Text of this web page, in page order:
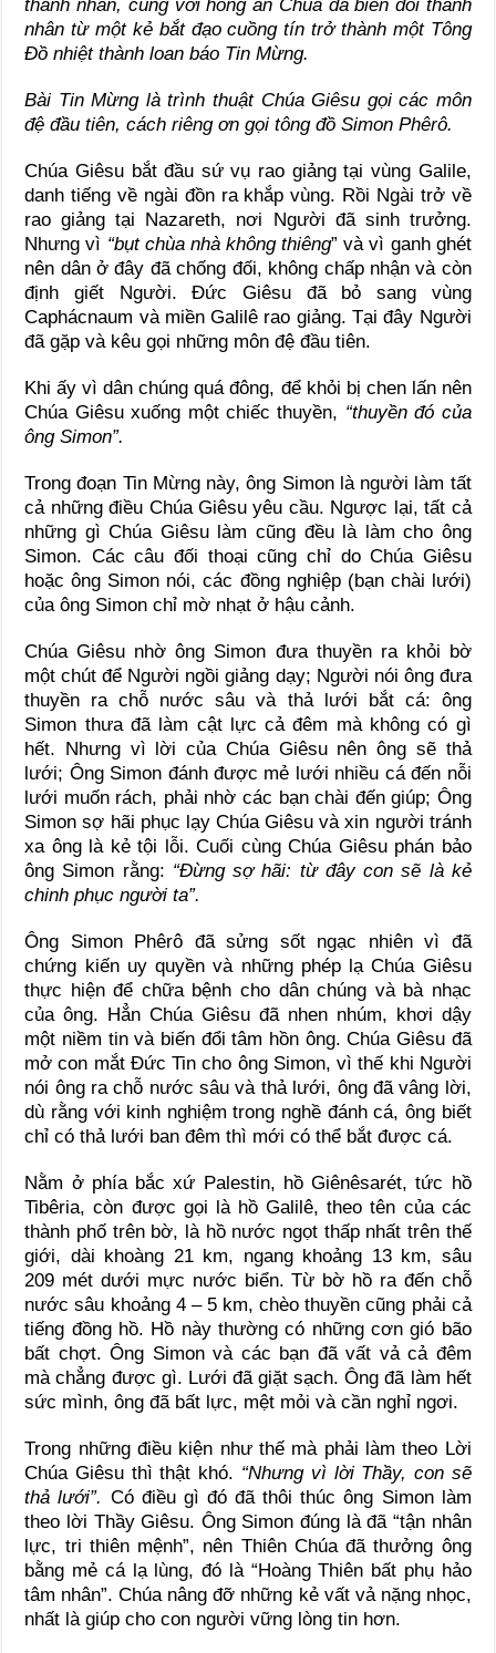
thánh nhân, cùng với hồng ân Chúađã biến đổi thánh
nhân từ một kẻ bắtđạo cuồng tín trở thành một Tông
Đồ nhiệt thành loan báo Tin Mừng.
Bài Tin Mừng là trình thuật Chúa Giêsu gọicác môn
đệđầutiên, cách riêng ơn gọi tông đồ Simon Phêrô.
Chúa Giêsu bắt đầu sứ vụ rao giảng tại vùng Galile,
danh tiếng về ngài đồn ra khắp vùng. Rồi Ngài trở về
rao giảng tại Nazareth, nơi Người đã sinh trưởng.
Nhưng vì “bụt chùa nhà không thiêng” và vì ganh ghét
nên dân ở đây đã chống đối, không chấp nhận và còn
định giết Người. Đức Giêsu đã bỏ sang vùng
Caphácnaum và miền Galilê rao giảng. Tại đây Người
đã gặp và kêu gọi những môn đệ đầu tiên.
Khi ấy vì dân chúng quá đông, để khỏi bị chen lấn nên
Chúa Giêsu xuống một chiếc thuyền, “thuyền đó của
ông Simon”.
Trong đoạn Tin Mừng này, ông Simon là người làm tất
cả những điều Chúa Giêsu yêu cầu. Ngược lại, tất cả
những gì Chúa Giêsu làm cũng đều là làm cho ông
Simon. Các câu đối thoại cũng chỉ do Chúa Giêsu
hoặc ông Simon nói, các đồng nghiệp (bạn chài lưới)
của ông Simon chỉ mờ nhạt ở hậu cảnh.
Chúa Giêsu nhờ ông Simon đưa thuyền ra khỏi bờ
một chút để Người ngồi giảng dạy; Người nói ông đưa
thuyền ra chỗ nước sâu và thả lưới bắt cá: ông
Simon thưa đã làm cật lực cả đêm mà không có gì
hết. Nhưng vì lời của Chúa Giêsu nên ông sẽ thả
lưới; Ông Simon đánh được mẻ lưới nhiều cá đến nỗi
lưới muốn rách, phải nhờ các bạn chài đến giúp; Ông
Simon sợ hãi phục lạy Chúa Giêsu và xin người tránh
xa ông là kẻ tội lỗi. Cuối cùng Chúa Giêsu phán bảo
ông Simon rằng: “Ðừng sợ hãi: từ đây con sẽ là kẻ
chinh phục người ta”.
Ông Simon Phêrô đã sửng sốt ngạc nhiên vì đã
chứng kiến uy quyền và những phép lạ Chúa Giêsu
thực hiện để chữa bệnh cho dân chúng và bà nhạc
của ông. Hẳn Chúa Giêsu đã nhen nhúm, khơi dậy
một niềm tin và biến đổi tâm hồn ông. Chúa Giêsu đã
mở con mắt Đức Tin cho ông Simon, vì thế khi Người
nói ông ra chỗ nước sâu và thả lưới, ông đã vâng lời,
dù rằng với kinh nghiệm trong nghề đánh cá, ông biết
chỉ có thả lưới ban đêm thì mới có thể bắt được cá.
Nằm ở phía bắc xứ Palestin, hồ Giênêsarét, tức hồ
Tibêria, còn được gọi là hồ Galilê, theo tên của các
thành phố trên bờ, là hồ nước ngọt thấp nhất trên thế
giới, dài khoàng 21 km, ngang khoảng 13 km, sâu
209 mét dưới mực nước biển. Từ bờ hồ ra đến chỗ
nước sâu khoảng 4 – 5 km, chèo thuyền cũng phải cả
tiếng đồng hồ. Hồ này thường có những cơn gió bão
bất chợt. Ông Simon và các bạn đã vất vả cả đêm
mà chẳng được gì. Lưới đã giặt sạch. Ông đã làm hết
sức mình, ông đã bất lực, mệt mỏi và cần nghỉ ngơi.
Trong những điều kiện như thế mà phải làm theo Lời
Chúa Giêsu thì thật khó. “Nhưng vì lời Thầy, con sẽ
thả lưới”. Có điều gì đó đã thôi thúc ông Simon làm
theo lời Thầy Giêsu. Ông Simon đúng là đã “tận nhân
lực, tri thiên mệnh”, nên Thiên Chúa đã thưởng ông
bằng mẻ cá lạ lùng, đó là “Hoàng Thiên bất phụ hảo
tâm nhân”. Chúa nâng đỡ những kẻ vất vả nặng nhọc,
nhất là giúp cho con người vững lòng tin hơn.